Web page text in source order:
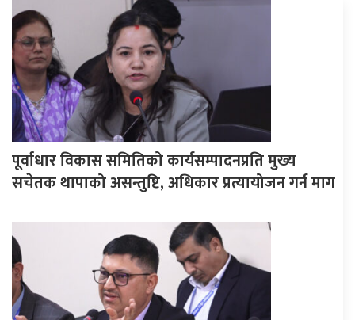
पूर्वाधार विकास समितिको कार्यसम्पादनप्रति मुख्य
सचेतक थापाको असन्तुष्टि, अधिकार प्रत्यायोजन गर्न माग